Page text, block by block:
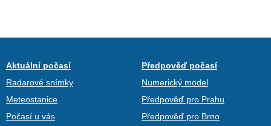
Aktuální počasí
Radarové snímky
Meteostanice
Počasí u vás
Předpověď počasí
Numerický model
Předpověď pro Prahu
Předpověď pro Brno